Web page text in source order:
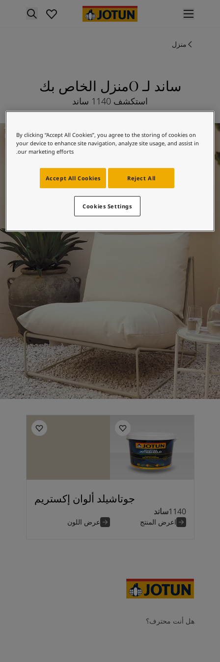
nav label
منتجات الدهان الداخلي
جميع المنتجات الخارجية
جميع ألوان الديكور الداخلي
ألوان الدهانات الخارجية
جميع الألوان الخارجية
مجموعة الألوان
Colour tools
إلهام ألوان الدهان الداخلي
خدماتنا
Contact Us
البحث عن موزع جوتن
مستندات المنتجات
أحجز خدمات الدهان
مساحات تنبض بالحياة - أحدث مجموعة ألوان جوتن
شركة كبرى
الدهانات الصناعية
منزل
ساند لـ Oمنزل الخاص بك
استكشف 1140 ساند
جوتاشيلد ألوان إكستريم
1140ساند
اعرض المنتج عرض اللون
الغد
هل أنت محترف؟
By clicking “Accept All Cookies”, you agree to the storing of cookies on
your device to enhance site navigation, analyze site usage, and assist in
our marketing efforts.
Reject All
Accept All Cookies
Cookies Settings